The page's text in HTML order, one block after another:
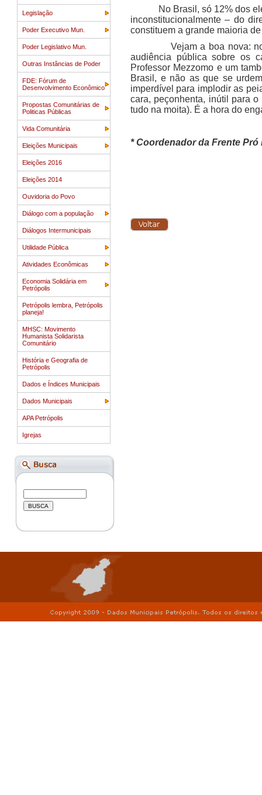
Legislação
Poder Executivo Mun.
Poder Legislativo Mun.
Outras Instâncias de Poder
FDE: Fórum de
Desenvolvimento Econômico
Propostas Comunitárias de
Politicas Públicas
Vida Comunitária
Eleições Municipais
Eleições 2016
Eleições 2014
Ouvidoria do Povo
Diálogo com a população
Diálogos Intermunicipais
Utilidade Pública
Atividades Econômicas
Economia Solidária em
Petrópolis
Petrópolis lembra, Petrópolis
planeja!
MHSC: Movimento
Humanista Solidarista
Comunitário
História e Geografia de
Petrópolis
Dados e Índices Municipais
Dados Municipais
APA Petrópolis
Igrejas
No Brasil, só 12% dos
inconstitucionalmente – do
constituem a grande maioria
Vejam a boa nova: no dia
audiência pública sobre os
Professor Mezzomo e um
Brasil, e não as que se
imperdível para implodir as
cara, peçonhenta, inútil para
tudo na moita). É a hora do
* Coordenador da Frente Pró